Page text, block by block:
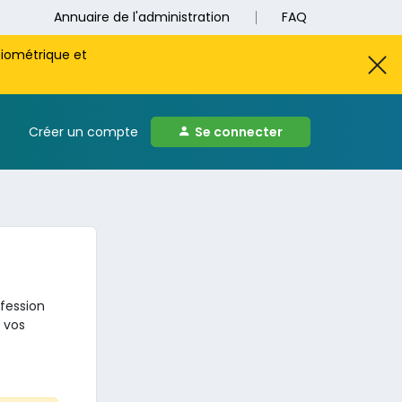
Annuaire de l'administration FAQ
et
Créer un compte Se connecter